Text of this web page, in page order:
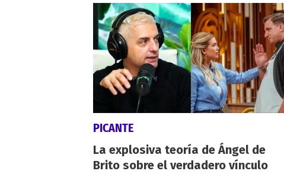
PICANTE
La explosiva teoría de Ángel de
Brito sobre el verdadero vínculo